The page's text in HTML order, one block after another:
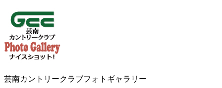
芸南カントリークラブフォトギャラリー